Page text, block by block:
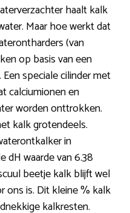
haalt kalk
Maar hoe werkt dat
(van
op basis van een
speciale cilinder met
calciumionen en
worden onttrokken.
kalk grotendeels.
in
dH waarde van 6.38
beetje kalk blijft wel
ons is. Dit kleine % kalk
kalkresten.